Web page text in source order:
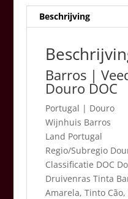
Beschrijving
Barros |
Douro DOC
Portugal | Douro
Wijnhuis Barros
Land Portugal
Regio/Subregio
Classificatie DOC
Druivenras Tinta
Amarela, Tinto